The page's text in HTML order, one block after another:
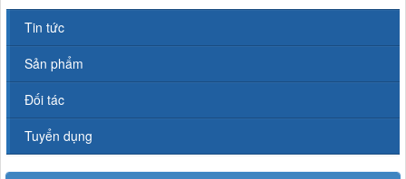
Tin tức
Sản phẩm
Đối tác
Tuyển dụng